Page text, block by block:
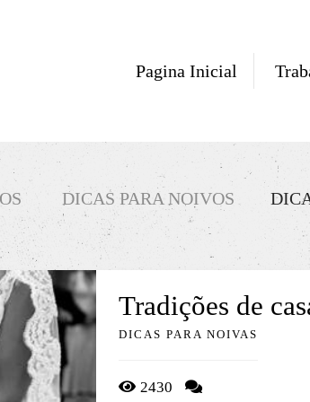
Pagina Inicial
DICAS PARA NOIVOS
Tradições de
DICAS PARA NOIVAS
2430